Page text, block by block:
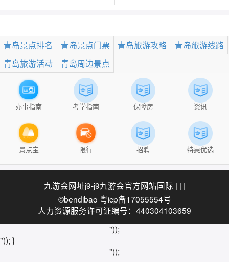
青岛景点排名 青岛景点门票 青岛旅游攻略
青岛旅游线路
青岛旅游活动
青岛周边景点
办事指南 考学指南 保障房 资讯
景点宝 限行 招聘 特惠优选
九游会网址j9-j9九游会官方网站国际 | | |
©bendibao 粤icp备17055554号
人力资源服务许可证编号：440304103659
"));
")); }
"));